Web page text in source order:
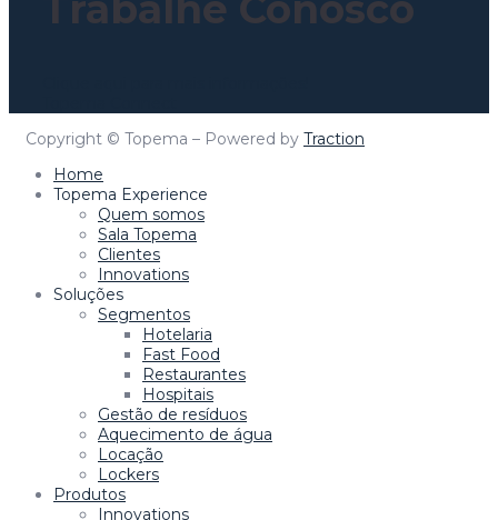
Copyright © Topema – Powered by Traction
Home
Topema Experience
Quem somos
Sala Topema
Clientes
Innovations
Soluções
Segmentos
Hotelaria
Fast Food
Restaurantes
Hospitais
Gestão de resíduos
Aquecimento de água
Locação
Lockers
Produtos
Innovations